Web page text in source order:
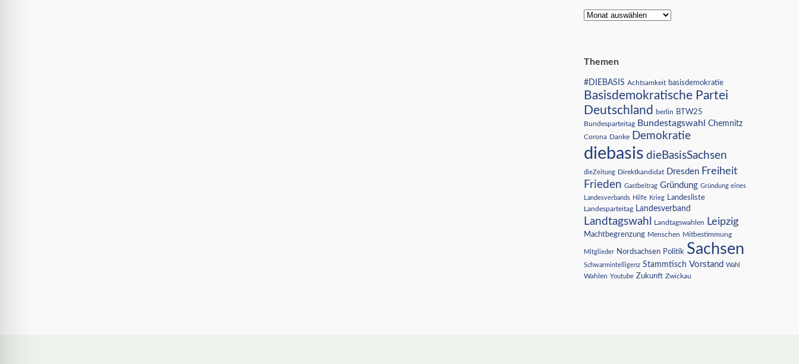
Themen
#DIEBASIS Achtsamkeit basisdemokratie
Basisdemokratische Partei
Deutschland
berlin BTW25
Bundesparteitag Bundestagswahl Chemnitz
Corona Danke Demokratie
diebasis dieBasisSachsen
dieZeitung Direktkandidat Dresden Freiheit
Frieden Gastbeitrag Gründung Gründung eines
Landesverbands Hilfe Krieg Landesliste
Landesparteitag Landesverband
Landtagswahl Landtagswahlen Leipzig
Machtbegrenzung Menschen Mitbestimmung
Mitglieder Nordsachsen Politik Sachsen
Schwarmintelligenz Stammtisch Vorstand Wahl
Wahlen Youtube Zukunft Zwickau